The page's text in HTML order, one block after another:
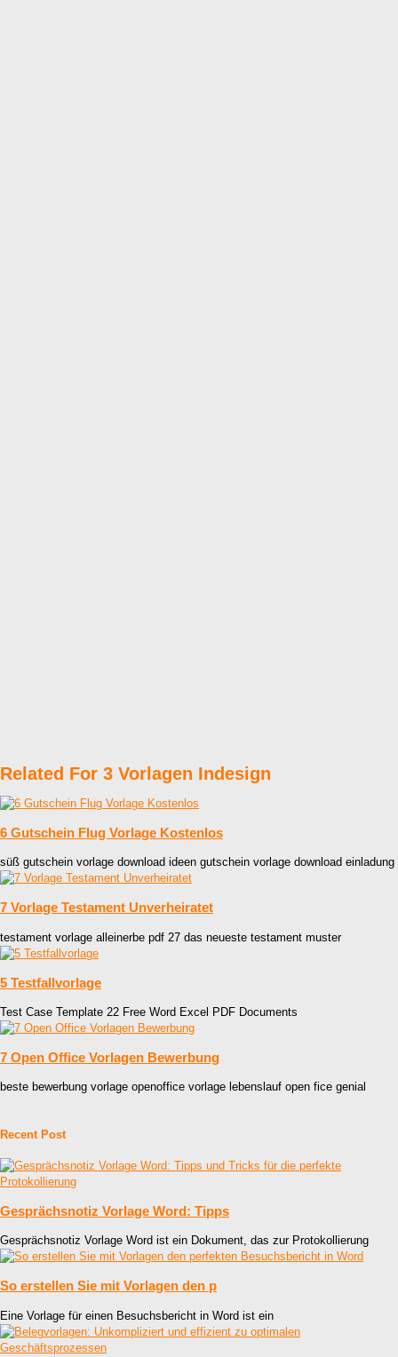
Related For 3 Vorlagen Indesign
6 Gutschein Flug Vorlage Kostenlos
süß gutschein vorlage download ideen gutschein vorlage download einladung
7 Vorlage Testament Unverheiratet
testament vorlage alleinerbe pdf 27 das neueste testament muster
5 Testfallvorlage
Test Case Template 22 Free Word Excel PDF Documents
7 Open Office Vorlagen Bewerbung
beste bewerbung vorlage openoffice vorlage lebenslauf open fice genial
Recent Post
Gesprächsnotiz Vorlage Word: Tipps
Gesprächsnotiz Vorlage Word ist ein Dokument, das zur Protokollierung
So erstellen Sie mit Vorlagen den p
Eine Vorlage für einen Besuchsbericht in Word ist ein